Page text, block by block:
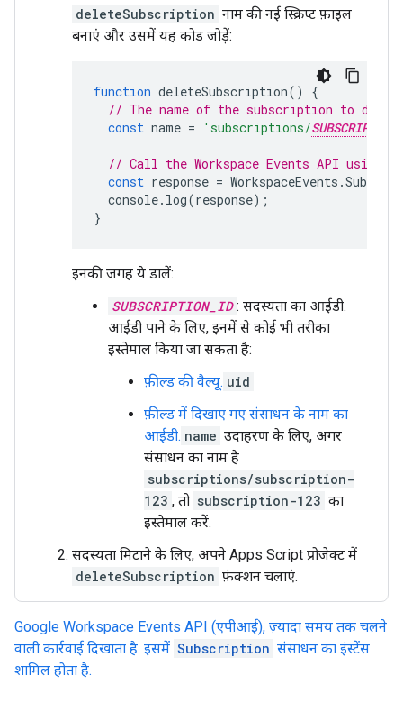
deleteSubscription नाम की नई स्क्रिप्ट फ़ाइल
बनाएं और उसमें यह कोड जोड़ें:
function deleteSubscription()
{
// The name of the subscription to
const name = 'subscriptions/
// Call the Workspace Events API using
const response = WorkspaceEvents .
console. log(response);
}
इनकी जगह ये डालें:
SUBSCRIPTION_ID : सदस्यता का आईडी.
आईडी पाने के लिए, इनमें से कोई भी तरीका
इस्तेमाल किया जा सकता है:
फ़ील्ड की वैल्यू. uid
फ़ील्ड में दिखाए गए संसाधन के नाम का
आईडी. name उदाहरण के लिए, अगर
संसाधन का नाम है
subscriptions/subscription-
123 , तो subscription-123 का
इस्तेमाल करें.
सदस्यता मिटाने के लिए, अपने Apps Script प्रोजेक्ट में
deleteSubscription फ़ंक्शन चलाएं.
Google Workspace Events API (एपीआई), ज़्यादा समय तक चलने
वाली कार्रवाई दिखाता है. इसमें Subscription संसाधन का इंस्टेंस
शामिल होता है.